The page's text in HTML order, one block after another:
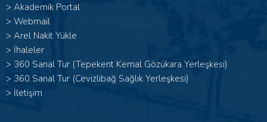
> Akademik Portal
> Webmail
> Arel Nakit Yükle
> İhaleler
> 360 Sanal Tur (Tepekent Kemal Gözükara Yerleşkesi)
> 360 Sanal Tur (Cevizlibağ Sağlık Yerleşkesi)
> İletişim